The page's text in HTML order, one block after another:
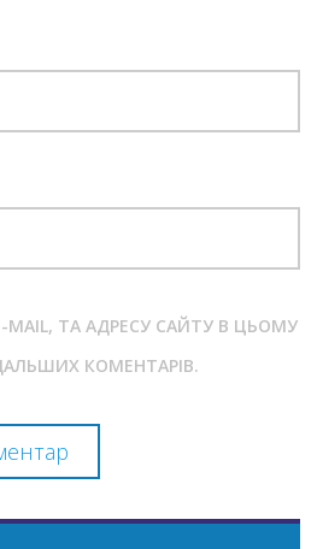
MAIL, ТА АДРЕСУ САЙТУ В ЦЬОМУ
КОМЕНТАРІВ.